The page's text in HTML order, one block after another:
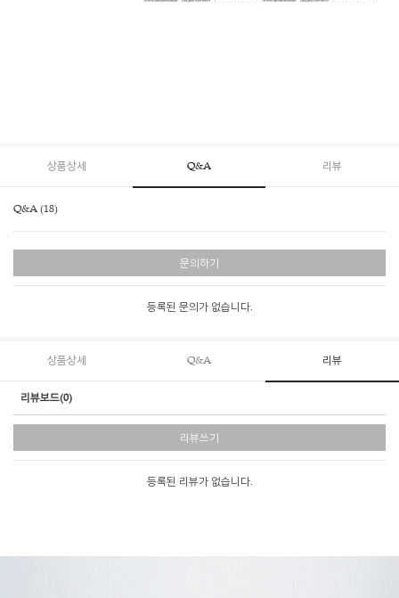
상품상세 Q&A 리뷰
Q&A (18)
문의하기
등록된 문의가 없습니다.
상품상세 Q&A 리뷰
리뷰보드(0)
리뷰쓰기
등록된 리뷰가 없습니다.